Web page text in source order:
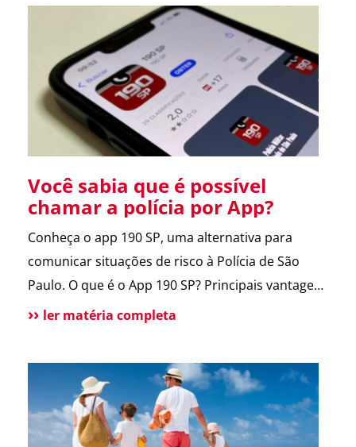
encomendas, eliminando o contato direto entre
entregador e morador. Um armário inteligente,
seguro e disponível […]
Você sabia que é possível
chamar a polícia por App?
Conheça o app 190 SP, uma alternativa para
comunicar situações de risco à Polícia de São
Paulo. O que é o App 190 SP? Principais vantagens
e benefícios para a população Situações de uso
tradicional ainda disponível Conclusão O app 190
melhora a comunicação […]
ler matéria completa